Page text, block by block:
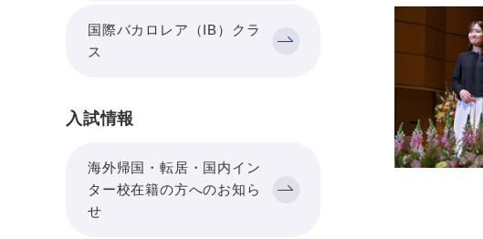
国際バカロレア（IB）クラ
ス
入試情報
海外帰国・転居・国内イン
ター校在籍の方へのお知ら
せ